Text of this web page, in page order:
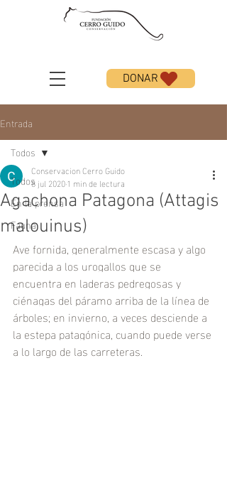
DONAR
Entrada
Todos
En la prensa
Fauna
Todos
Agachona Patagona (Attagis
malouinus)
Conservacion Cerro Guido
8 jul 20201 min de lectura
Ave fornida, generalmente escasa y algo
parecida a los urogallos que se
encuentra en laderas pedregosas y
ciénagas del páramo arriba de la línea de
árboles; en invierno, a veces desciende a
la estepa patagónica, cuando puede verse
a lo largo de las carreteras.